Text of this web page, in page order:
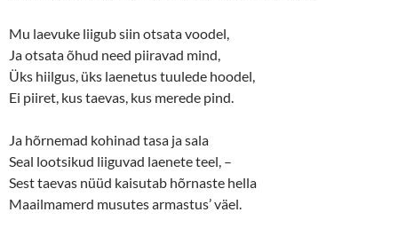
Mu laevuke liigub siin otsata voodel,
Ja otsata õhud need piiravad mind,
Üks hiilgus, üks laenetus tuulede hoodel,
Ei piiret, kus taevas, kus merede pind.
Ja hõrnemad kohinad tasa ja sala
Seal lootsikud liiguvad laenete teel, –
Sest taevas nüüd kaisutab hõrnaste hella
Maailmamerd musutes armastus’ väel.